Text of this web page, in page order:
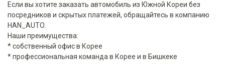
Если вы хотите заказать автомобиль из Южной Кореи без
посредников и скрытых платежей, обращайтесь в компанию
HAN_AUTO.
Наши преимущества:
* собственный офис в Корее
* профессиональная команда в Корее и в Бишкеке